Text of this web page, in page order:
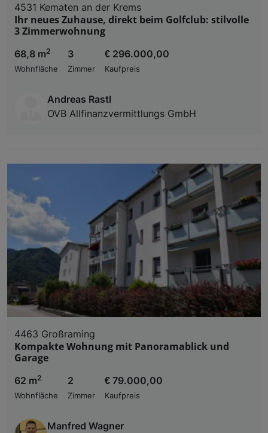
4531 Kematen an der Krems
Ihr neues Zuhause, direkt beim Golfclub: stilvolle
3 Zimmerwohnung
68,8 m2
Wohnfläche
3
Zimmer
€ 296.000,00
Kaufpreis
Andreas Rastl
OVB Allfinanzvermittlungs GmbH
4463 Großraming
Kompakte Wohnung mit Panoramablick und
Garage
62 m2
Wohnfläche
2
Zimmer
€ 79.000,00
Kaufpreis
Manfred Wagner